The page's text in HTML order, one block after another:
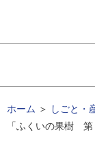
ホーム ＞ しごと・
「ふくいの果樹 第